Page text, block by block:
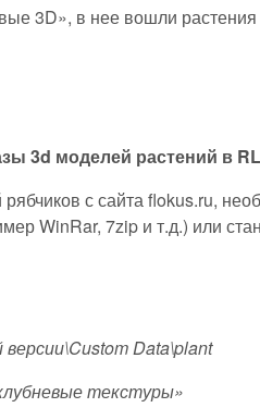
3D», в нее вошли растения
3d моделей растений в
с сайта flokus.ru,
WinRar, 7zip и т.д.) или
Data\plant
текстуры»